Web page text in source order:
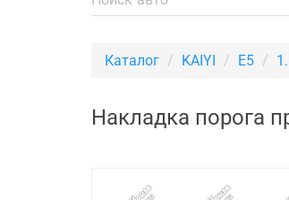
Каталог KAIYI E5
Накладка порога